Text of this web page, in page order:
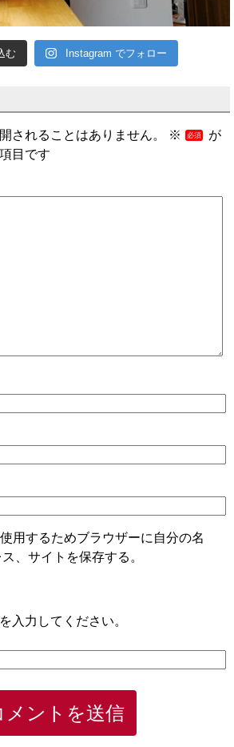
む Instagram でフォロー
されることはありません。 ※
が
目です
用するためブラウザーに自分の名
、サイトを保存する。
入力してください。